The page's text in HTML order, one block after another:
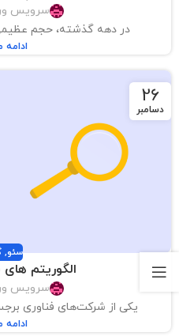
سرویس
در دهه گذشته، حجم عظیمی
26
دسامبر
سئو,
الگوریتم
سرویس
یکی از شرکت‌های فناوری